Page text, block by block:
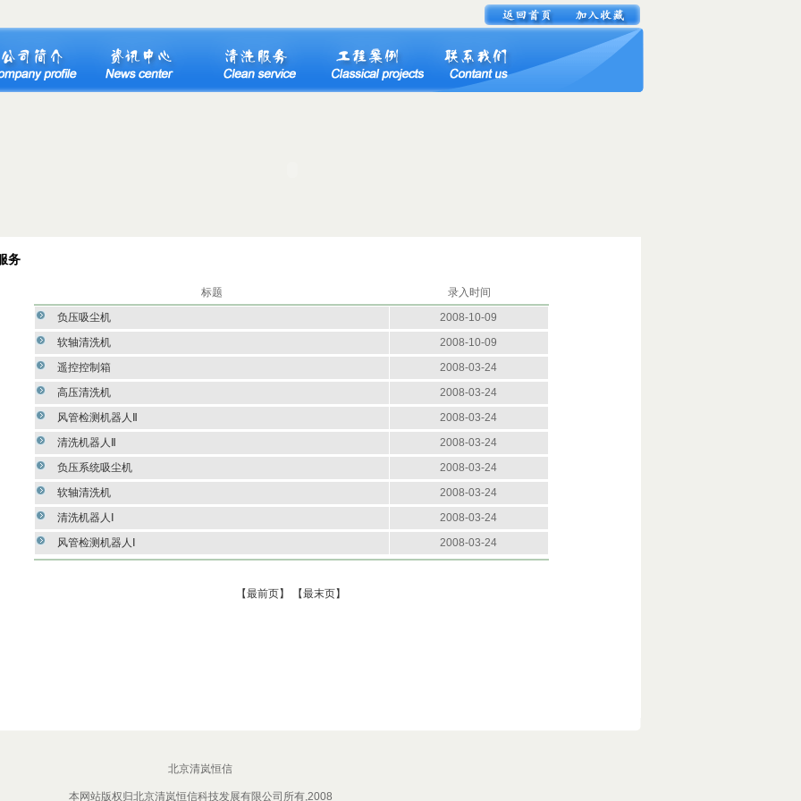
务
标题
录入时间
负压吸尘机
2008-10-09
软轴清洗机
2008-10-09
遥控控制箱
2008-03-24
高压清洗机
2008-03-24
风管检测机器人Ⅱ
2008-03-24
清洗机器人Ⅱ
2008-03-24
负压系统吸尘机
2008-03-24
软轴清洗机
2008-03-24
清洗机器人Ⅰ
2008-03-24
风管检测机器人Ⅰ
2008-03-24
【最前页】 【最末页】
北京清岚恒信
本网站版权归北京清岚恒信科技发展有限公司所有,2008